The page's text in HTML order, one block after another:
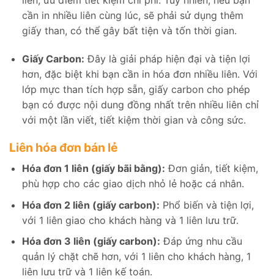
cần in nhiều liên cùng lúc, sẽ phải sử dụng thêm
giấy than, có thể gây bất tiện và tốn thời gian.
Giấy Carbon: Đây là giải pháp hiện đại và tiện lợi
hơn, đặc biệt khi bạn cần in hóa đơn nhiều liên. Với
lớp mực than tích hợp sẵn, giấy carbon cho phép
bạn có được nội dung đồng nhất trên nhiều liên chỉ
với một lần viết, tiết kiệm thời gian và công sức.
Liên hóa đơn bán lẻ
Hóa đơn 1 liên (giấy bãi bằng): Đơn giản, tiết kiệm,
phù hợp cho các giao dịch nhỏ lẻ hoặc cá nhân.
Hóa đơn 2 liên (giấy carbon): Phổ biến và tiện lợi,
với 1 liên giao cho khách hàng và 1 liên lưu trữ.
Hóa đơn 3 liên (giấy carbon): Đáp ứng nhu cầu
quản lý chặt chẽ hơn, với 1 liên cho khách hàng, 1
liên lưu trữ và 1 liên kế toán.